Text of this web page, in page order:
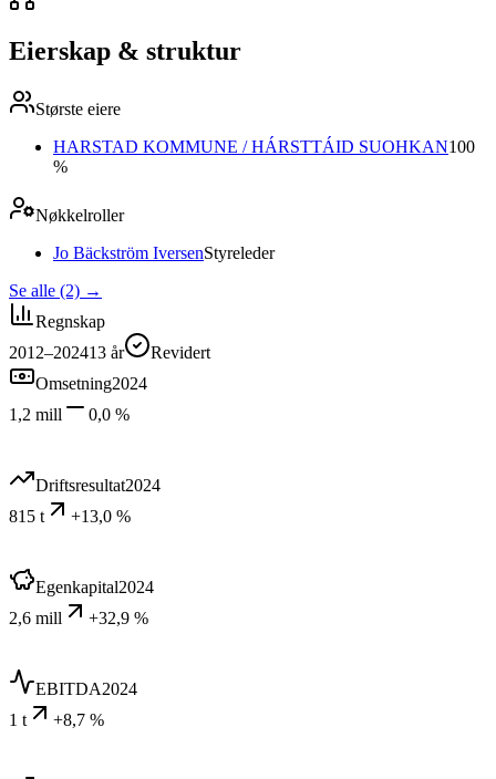
Eierskap & struktur
Største eiere
HARSTAD KOMMUNE / HÁRSTTÁID SUOHKAN100
%
Nøkkelroller
Jo Bäckström IversenStyreleder
Se alle (2) →
Regnskap
2012–202413 år
Revidert
Omsetning2024
1,2 mill
0,0 %
Driftsresultat2024
815 t
+13,0 %
Egenkapital2024
2,6 mill
+32,9 %
EBITDA2024
1 t
+8,7 %